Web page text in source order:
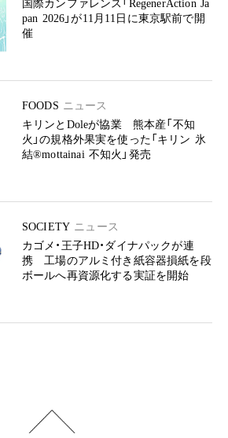
国際カンファレンス「RegenerAction Ja
pan 2026」が11月11日に東京駅前で開
催
FOODS ニュース
キリンとDoleが協業 熊本産「不知
火」の規格外果実を使った「キリン 氷
結®mottainai 不知火」発売
SOCIETY ニュース
カゴメ・王子HD・ダイナパックが連
携 工場のアルミ付き紙容器損紙を段
ボールへ再資源化する実証を開始